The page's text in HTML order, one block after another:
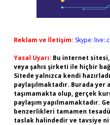
Reklam ve İletişim: Skype:
Yasal Uyarı: Bu internet
veya şahıs şirketi ile hiçbir
Sitede yalnızca kendi
paylaşılmaktadır. Burada
taşımamakta olup, gerçek
paylaşım yapılmamaktadır.
benzerlikleri tamamen
taslak halindedir ve tavsiye